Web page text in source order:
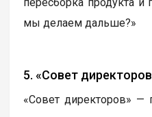
мы делаем дальше?»
5. «Совет
«Совет директоров» —